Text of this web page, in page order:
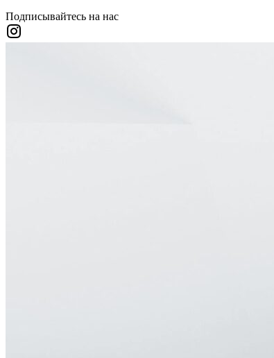
Подписывайтесь на нас